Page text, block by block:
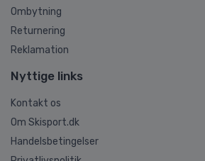
Ombytning
Returnering
Reklamation
Nyttige links
Kontakt os
Om Skisport.dk
Handelsbetingelser